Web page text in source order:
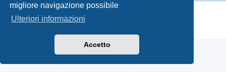
migliore navigazione possibile
Ulteriori informazioni
Accetto
Creato da phpBB
Traduzione Italiana